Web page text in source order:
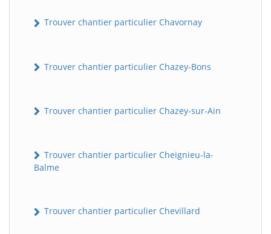
Trouver chantier particulier Chavornay
Trouver chantier particulier Chazey-Bons
Trouver chantier particulier Chazey-sur-Ain
Trouver chantier particulier Cheignieu-la-
Balme
Trouver chantier particulier Chevillard